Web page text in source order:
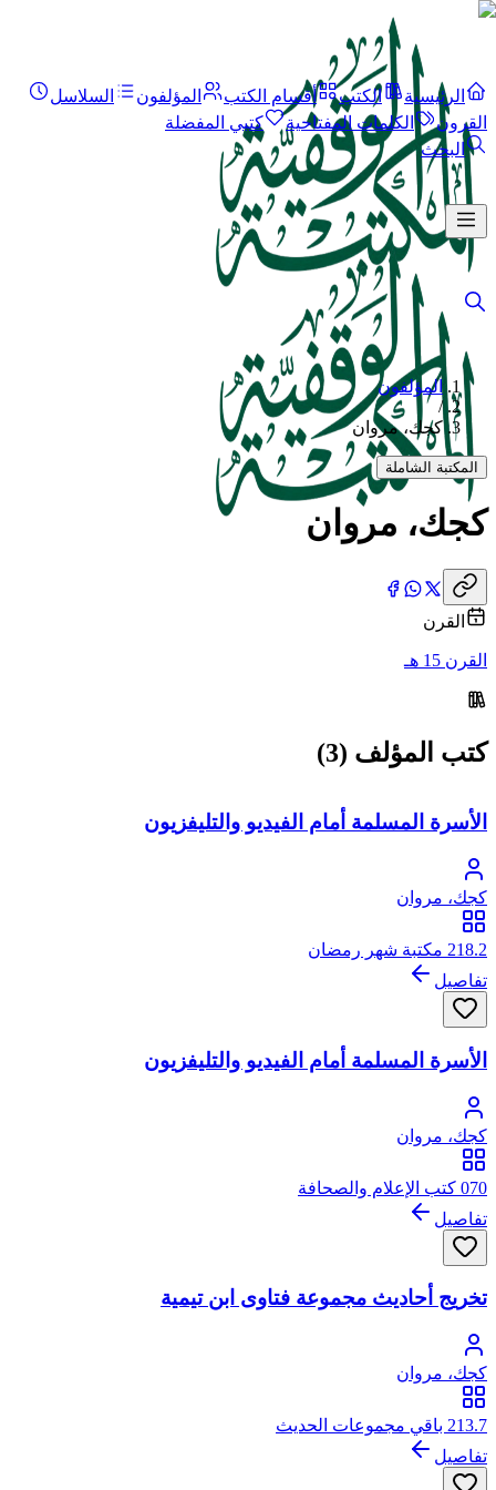
الرئيسية الكتب أقسام الكتب المؤلفون
السلاسل
القرون
الكلمات المفتاحية
كتبي المفضلة
البحث
المؤلفون
/
كجك، مروان
المكتبة الشاملة
كجك، مروان
القرن
القرن 15 هـ
كتب المؤلف (3)
الأسرة المسلمة أمام الفيديو والتليفزيون
كجك، مروان
218.2 مكتبة شهر رمضان
تفاصيل
الأسرة المسلمة أمام الفيديو والتليفزيون
كجك، مروان
070 كتب الإعلام والصحافة
تفاصيل
تخريج أحاديث مجموعة فتاوى ابن تيمية
كجك، مروان
213.7 باقي مجموعات الحديث
تفاصيل